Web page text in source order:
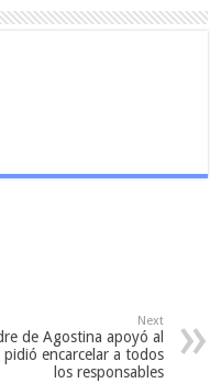
Next
de Agostina apoyó al
pidió encarcelar a todos
los responsables